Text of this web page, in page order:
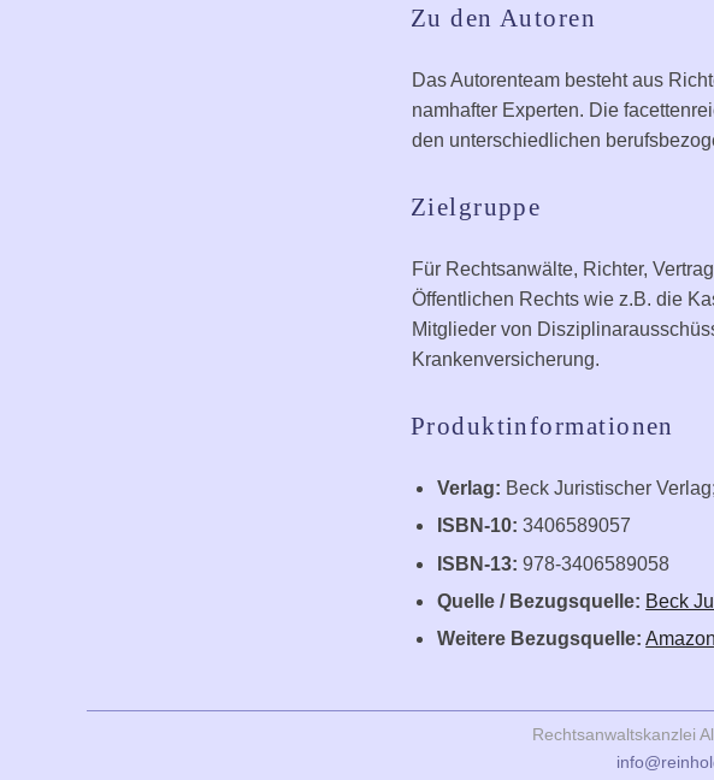
Zu den Autoren
Das Autorenteam besteht aus
namhafter Experten. Die
den unterschiedlichen
Zielgruppe
Für Rechtsanwälte, Richter,
Öffentlichen Rechts wie z.B. die
Mitglieder von
Krankenversicherung.
Produktinformationen
Verlag: Beck Juristischer
ISBN-10: 3406589057
ISBN-13: 978-3406589058
Quelle / Bezugsquelle: Beck
Weitere Bezugsquelle: Amazon
Rechtsanwaltskanzlei